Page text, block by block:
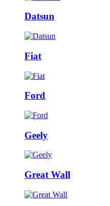
Datsun
Fiat
Ford
Geely
Great Wall